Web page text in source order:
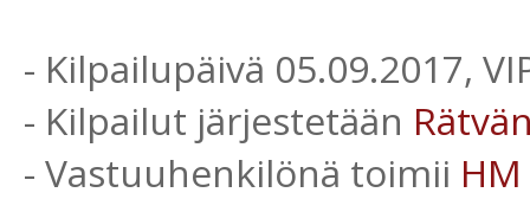
- Kilpailupäivä 05.09.2017,
- Kilpailut järjestetään
- Vastuuhenkilönä toimii HM